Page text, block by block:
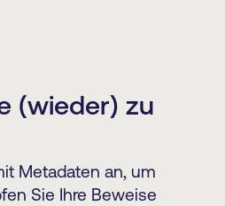
(wieder) zu
Metadaten an, um
Sie Ihre Beweise